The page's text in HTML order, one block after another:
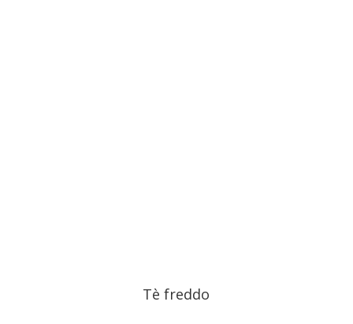
Tè freddo